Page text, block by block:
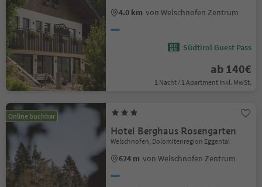
4.0 km von Welschnofen Zentrum
Südtirol Guest Pass
ab 140€
1 Nacht / 1 Apartment Inkl. MwSt.
Online buchbar
Hotel Berghaus Rosengarten
Welschnofen, Dolomitenregion Eggental
624 m von Welschnofen Zentrum